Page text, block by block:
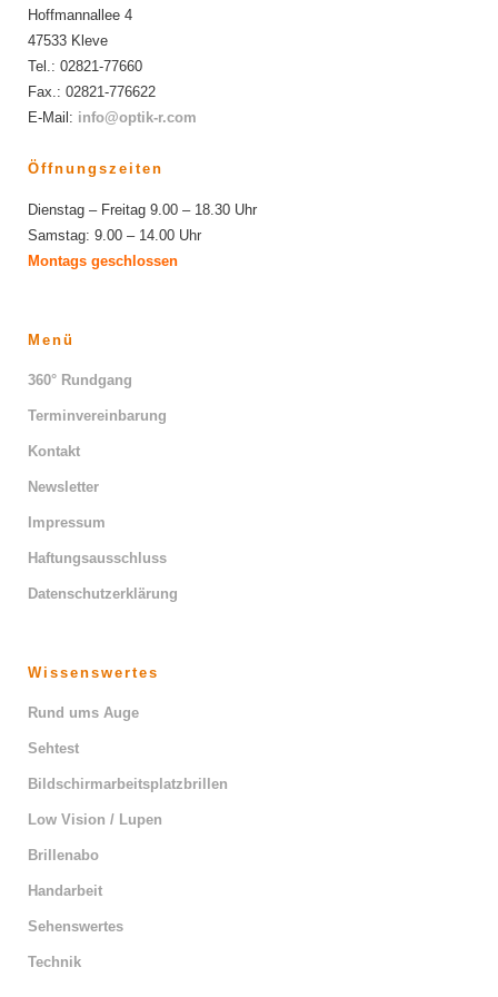
Hoffmannallee 4
47533 Kleve
Tel.: 02821-77660
Fax.: 02821-776622
E-Mail: info@optik-r.com
Öffnungszeiten
Dienstag – Freitag 9.00 – 18.30 Uhr
Samstag: 9.00 – 14.00 Uhr
Montags geschlossen
Menü
360° Rundgang
Terminvereinbarung
Kontakt
Newsletter
Impressum
Haftungsausschluss
Datenschutzerklärung
Wissenswertes
Rund ums Auge
Sehtest
Bildschirmarbeitsplatzbrillen
Low Vision / Lupen
Brillenabo
Handarbeit
Sehenswertes
Technik